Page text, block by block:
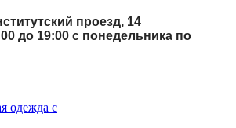
проезд, 14
до 19:00 с понедельника по
одежда с